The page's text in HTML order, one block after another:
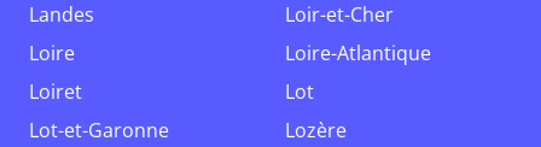
Landes
Loir-et-Cher
Loire
Loire-Atlantique
Loiret
Lot
Lot-et-Garonne
Lozère